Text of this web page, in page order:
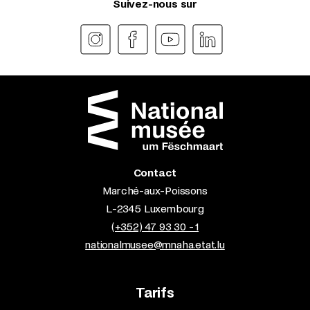
Suivez-nous sur
Contact
Marché-aux-Poissons
L-2345 Luxembourg
(+352) 47 93 30 - 1
nationalmusee@mnaha.etat.lu
Tarifs